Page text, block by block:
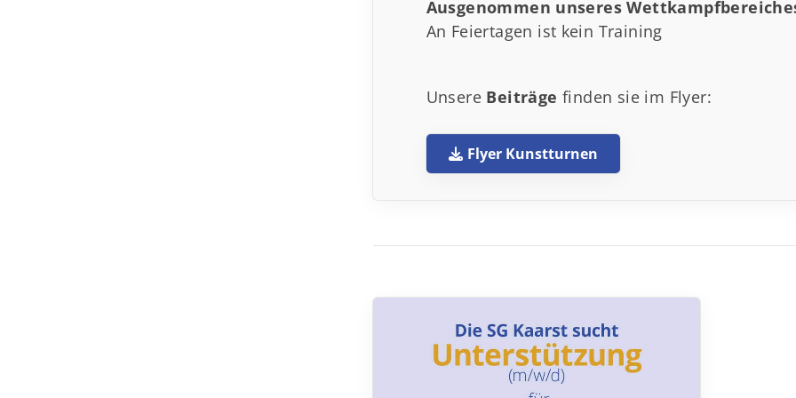
Ausgenommen unseres
An Feiertagen ist kein Training
Unsere Beiträge finden sie im Flyer:
Flyer Kunstturnen